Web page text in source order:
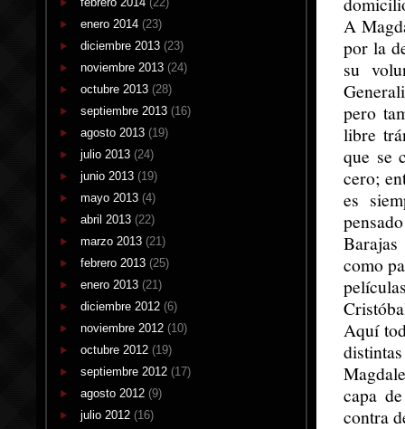
enero 2014 (23)
diciembre 2013 (23)
noviembre 2013 (24)
octubre 2013 (28)
septiembre 2013 (16)
agosto 2013 (19)
julio 2013 (24)
junio 2013 (19)
mayo 2013 (4)
abril 2013 (22)
marzo 2013 (21)
febrero 2013 (25)
enero 2013 (21)
diciembre 2012 (6)
noviembre 2012 (10)
octubre 2012 (19)
septiembre 2012 (17)
agosto 2012 (9)
julio 2012 (16)
A
por la
su
pero
libre
que se
cero;
es
como
Aquí
capa
contra